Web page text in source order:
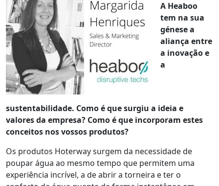
A Heaboo
tem na sua
génese a
aliança entre
a inovação e
a
sustentabilidade. Como é que surgiu a ideia e
valores da empresa? Como é que incorporam estes
conceitos nos vossos produtos?
Os produtos Hoterway surgem da necessidade de
poupar água ao mesmo tempo que permitem uma
experiência incrível, a de abrir a torneira e ter o